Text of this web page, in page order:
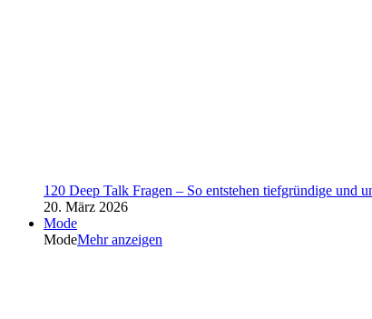
120 Deep Talk Fragen – So entstehen tiefgründige und
20. März 2026
Mode
ModeMehr anzeigen